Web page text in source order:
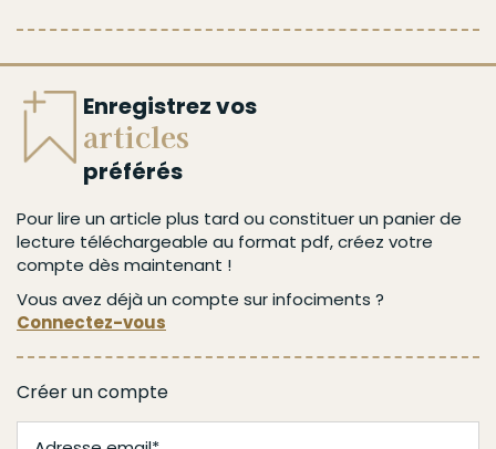
Enregistrez vos
articles
préférés
Pour lire un article plus tard ou constituer un panier de
lecture téléchargeable au format pdf, créez votre
compte dès maintenant !
Vous avez déjà un compte sur infociments ?
Connectez-vous
Créer un compte